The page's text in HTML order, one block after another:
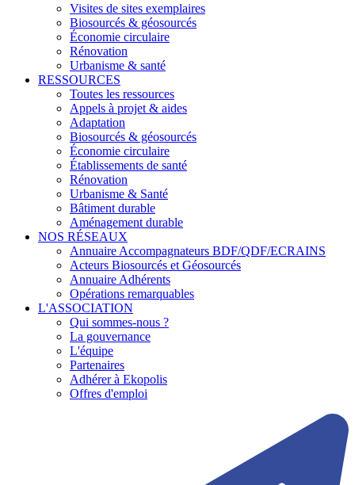
Visites de sites exemplaires
Biosourcés & géosourcés
Économie circulaire
Rénovation
Urbanisme & santé
RESSOURCES
Toutes les ressources
Appels à projet & aides
Adaptation
Biosourcés & géosourcés
Économie circulaire
Établissements de santé
Rénovation
Urbanisme & Santé
Bâtiment durable
Aménagement durable
NOS RÉSEAUX
Annuaire Accompagnateurs BDF/QDF/ECRAINS
Acteurs Biosourcés et Géosourcés
Annuaire Adhérents
Opérations remarquables
L'ASSOCIATION
Qui sommes-nous ?
La gouvernance
L'équipe
Partenaires
Adhérer à Ekopolis
Offres d'emploi